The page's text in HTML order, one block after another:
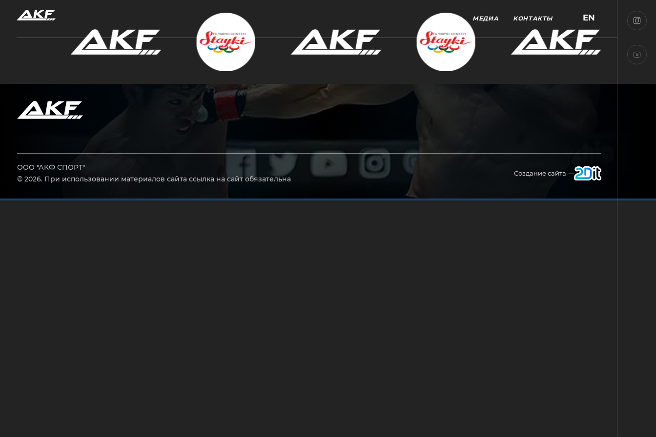
МЕДИА КОНТАКТЫ EN
ООО "АКФ СПОРТ"
© 2026. При использовании материалов сайта ссылка на сайт обязательна
Создание сайта —
Нажмите Enter для поиска или Esc, чтобы закрыть